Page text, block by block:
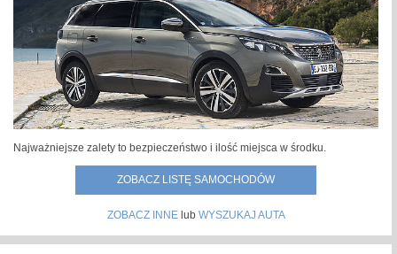
Najważniejsze zalety to bezpieczeństwo i ilość miejsca w środku.
ZOBACZ LISTĘ SAMOCHODÓW
ZOBACZ INNElub WYSZUKAJ AUTA